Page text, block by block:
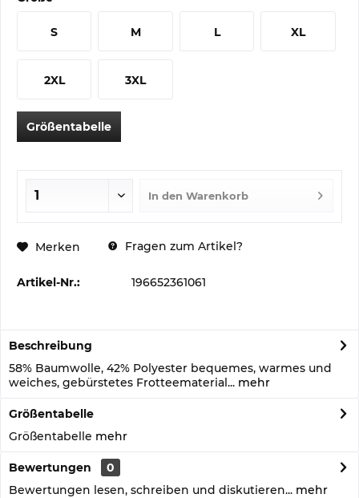
S M L XL
2XL 3XL
Größentabelle
In den Warenkorb
Merken Fragen zum Artikel?
Artikel-Nr.: 196652361061
Beschreibung
58% Baumwolle, 42% Polyester bequemes, warmes und
weiches, gebürstetes Frotteematerial... mehr
Größentabelle
Größentabelle mehr
Bewertungen
0
Bewertungen lesen, schreiben und diskutieren... mehr